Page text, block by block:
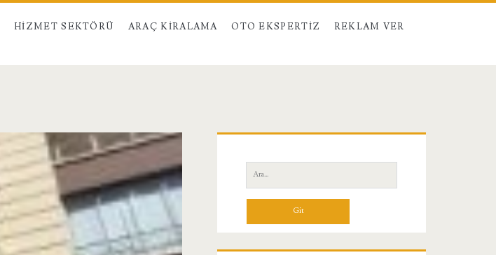
HIZMET SEKTÖRÜ ARAÇ KIRALAMA OTO EKSPERTIZ REKLAM VER
Yan
Menü
Ara: